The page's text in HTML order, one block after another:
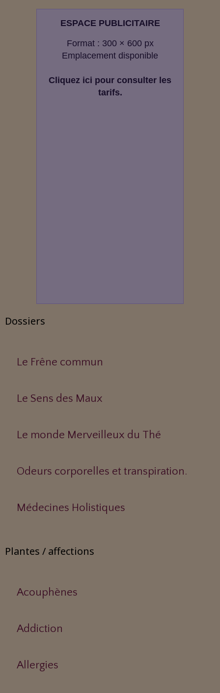
ESPACE PUBLICITAIRE
Format : 300 × 600 px
Emplacement disponible
Cliquez ici pour consulter les
tarifs.
Dossiers
Le Frêne commun
Le Sens des Maux
Le monde Merveilleux du Thé
Odeurs corporelles et transpiration.
Médecines Holistiques
Plantes / affections
Acouphènes
Addiction
Allergies